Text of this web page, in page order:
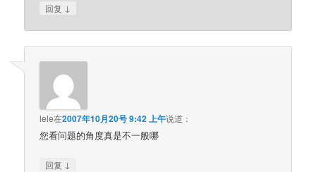
回复 ↓
lele在2007年10月20号 9:42 上午说道：
您看问题的角度真是不一般哪
回复 ↓